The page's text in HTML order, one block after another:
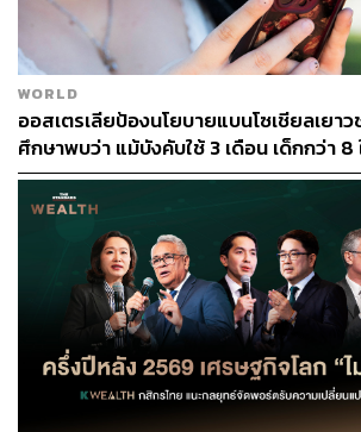
เท่าไร หยุดถ้าไปต่อไม่ไหว และมองหาโ
ทุกวันนี้โลกเปลี่ยนและหมุนเร็ว”
ซึ่งณัฐวุฒิยังให้คำแนะนำสำหรับสตาร์
ที่สนใจทำธุรกิจในยุคนี้ว่า ถึงอย่างไร การ
ก่อนย่อมได้เปรียบกว่าแน่นอน
อร์เฟกต์ทั้งหมด เพราะเราสามารถเอาฟีด
พัฒนาต่อได้ การทำอะไร บางครั้งไม่สำเร็
อย่างน้อยเราก็ได้เรียนรู้
เช่นเดียวกับ รรินทร์ ทองมา
เจ้าของแ
กระเป๋า O&Bที่ประสบความสำเร็จอย่างสู
ด้วยรองเท้าหนังแกะ50สีที่เน้นขายทั้งในเ
โดยสามารถสร้างรายได้ปีละหลายร้อยล้
สำเร็จนี้มีที่มาจากหลักคิดที่ว่า‘เชื่อมั่น ลง
WORLD
ออสเตรเลียป้องนโยบายแบนโซเชียลเยา
ศึกษาพบว่า แม้บังคับใช้ 3 เดือน เด็กกว่า 8
ถึง